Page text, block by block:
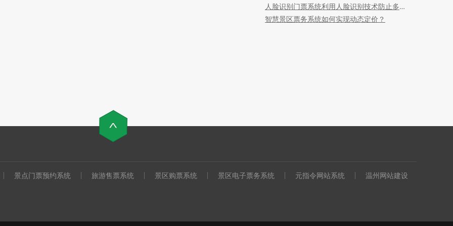
人脸识别门票系统利用人脸识别技术防止多次转售票
智慧景区票务系统如何实现动态定价？
景点门票预约系统 旅游售票系统 景区购票系统 景区电子票务系统 元指令网站系统 温州网站建设